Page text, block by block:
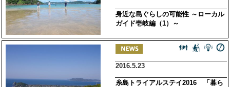
身近な島ぐらしの可能性 ～ローカル
ガイド壱岐編（1）～
2016.5.23
糸島トライアルステイ2016 「暮ら